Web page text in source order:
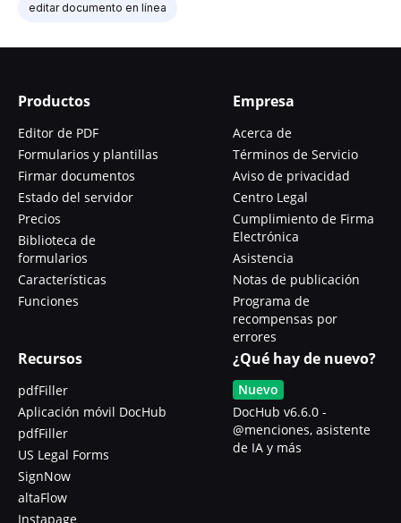
editar documento en línea
Productos
Editor de PDF
Formularios y plantillas
Firmar documentos
Estado del servidor
Precios
Biblioteca de
formularios
Características
Funciones
Empresa
Acerca de
Términos de Servicio
Aviso de privacidad
Centro Legal
Cumplimiento de Firma
Electrónica
Asistencia
Notas de publicación
Programa de
recompensas por
errores
Recursos
pdfFiller
Aplicación móvil DocHub
pdfFiller
US Legal Forms
SignNow
altaFlow
Instapage
¿Qué hay de nuevo?
Nuevo
DocHub v6.6.0 -
@menciones, asistente
de IA y más